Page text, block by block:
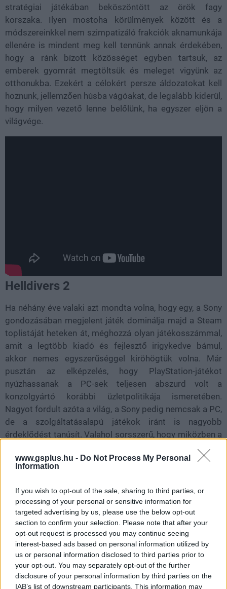
www.gsplus.hu - Do Not Process My Personal
Information
If you wish to opt-out of the sale, sharing to third parties, or
processing of your personal or sensitive information for
targeted advertising by us, please use the below opt-out
section to confirm your selection. Please note that after your
opt-out request is processed you may continue seeing
interest-based ads based on personal information utilized by
us or personal information disclosed to third parties prior to
your opt-out. You may separately opt-out of the further
disclosure of your personal information by third parties on the
IAB’s list of downstream participants. This information may
stratégiai játékában beköszöntött az örök fagy
korszaka. Ilyen mostoha körülmények között és a
módszereinkkel nem szimpatizáló frakciók aknamunkája
ellenére is mindent meg kell tennünk annak érdekében,
hogy a ránk bízott közösséget egyben tartsuk, az
emberek gyomrát megtöltsük és meleget vigyünk az
otthonukba. Ezekért a célokért persze áldozatokat kell
hoznunk, jellemzően húsba vágóakat, de legalább kiderül,
hogy milyen vezető lenne belőlünk, ha egyszer eljön a
világvége.
Helldivers 2
Ha néhány éve valaki azt mondta volna, hogy egy, a Sony
gondozásában megjelent játék dominálja majd a Steam
toplistáját heteken át, méghozzá olyan játékosszámmal,
amit a legtöbb kiadó és fejlesztő irigykedve bámul,
akkor nemes egyszerűséggel kiröhögtük volna. Már
pusztán az elképzelés, hogy PlayStation-játékot
nyúzhassanak a PC-sek teljesen abszurd volt a
konzolgyártó korábbi üzletpolitikája ismeretében.
Nagyot fordult azóta a világ, a Sony pedig nemcsak a PC,
de a szolgáltatásalapú játékok iránt is nagyobb
érdeklődést tanúsít. Valahol sorsszerű, hogy miközben a
Concorddal azt demonstrálta, hogyan NE adjon ki senki
live service-es címet, a Helldivers 2-vel követendő példát
mutatott. Persze a bogarak és robotok elleni harcba
belefárad, de a fejlesztőcsapat eddig jó munkát végzett
az érdeklődést fenntartani hivatott tartalmi támogatás
terén. A napokban debütált Omens of Tyranny új
ellenséges frakcióval, fegyverekkel és járművel rázta fel
a közösséget.